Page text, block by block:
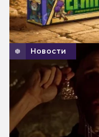
Новости